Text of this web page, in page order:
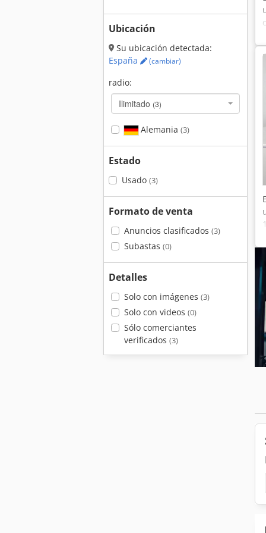
Ubicación
Su ubicación detectada:
España
(cambiar)
radio:
Ilimitado (3)
Alemania (3)
Estado
Usado (3)
Formato de venta
Anuncios clasificados (3)
Subastas (0)
Detalles
Solo con imágenes (3)
Solo con videos (0)
Sólo comerciantes
verificados (3)